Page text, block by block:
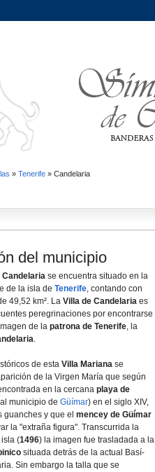
» Tenerife» Candelaria
del municipio
Candelaria se encuentra situado en la
de la isla de Tenerife, contando con
49,52 km². La Villa de Candelaria es
peregrinaciones por encontrarse
de la patrona de Tenerife, la
.
de esta Villa Mariana se
de la Virgen María que según
en la cercana playa de
municipio de Güí­mar) en el siglo XIV,
guanches y que el mencey de Güí­mar
la "extraña figura". Transcurrida la
(1496) la imagen fue trasladada a la
situada detrás de la actual Basí­
Sin embargo la talla que se